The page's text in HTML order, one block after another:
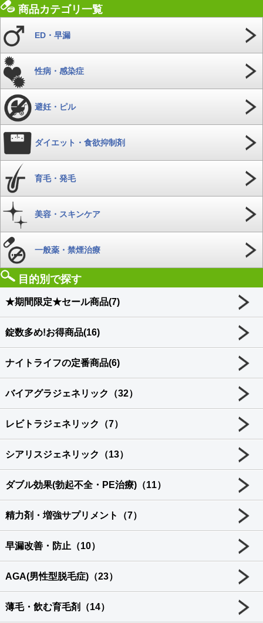
商品カテゴリ一覧
ED・早漏
性病・感染症
避妊・ピル
ダイエット・食欲抑制剤
育毛・発毛
美容・スキンケア
一般薬・禁煙治療
目的別で探す
★期間限定★セール商品(7)
錠数多め!お得商品(16)
ナイトライフの定番商品(6)
バイアグラジェネリック（32）
レビトラジェネリック（7）
シアリスジェネリック（13）
ダブル効果(勃起不全・PE治療)（11）
精力剤・増強サプリメント（7）
早漏改善・防止（10）
AGA(男性型脱毛症)（23）
薄毛・飲む育毛剤（14）